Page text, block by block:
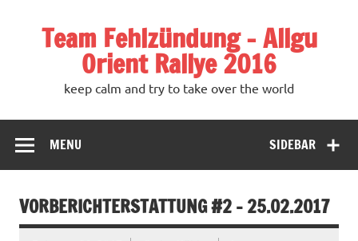
Team Fehlzündung – Allgu
Orient Rallye 2016
keep calm and try to take over the world
SIDEBAR
MENU
VORBERICHTERSTATTUNG #2 – 25.02.2017